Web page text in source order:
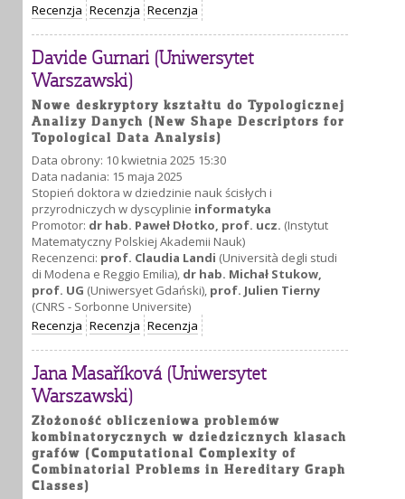
Recenzja Recenzja Recenzja
Davide Gurnari (Uniwersytet
Warszawski)
Nowe deskryptory kształtu do Typologicznej
Analizy Danych (New Shape Descriptors for
Topological Data Analysis)
Data obrony: 10 kwietnia 2025 15:30
Data nadania: 15 maja 2025
Stopień doktora w dziedzinie nauk ścisłych i
przyrodniczych w dyscyplinie informatyka
Promotor: dr hab. Paweł Dłotko, prof. ucz. (Instytut
Matematyczny Polskiej Akademii Nauk)
Recenzenci: prof. Claudia Landi (Università degli studi
di Modena e Reggio Emilia), dr hab. Michał Stukow,
prof. UG (Uniwersyet Gdański), prof. Julien Tierny
(CNRS - Sorbonne Universite)
Recenzja Recenzja Recenzja
Jana Masaříková (Uniwersytet
Warszawski)
Złożoność obliczeniowa problemów
kombinatorycznych w dziedzicznych klasach
grafów (Computational Complexity of
Combinatorial Problems in Hereditary Graph
Classes)